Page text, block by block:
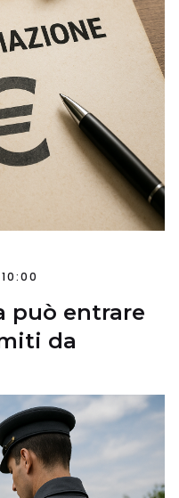
può entrare
da